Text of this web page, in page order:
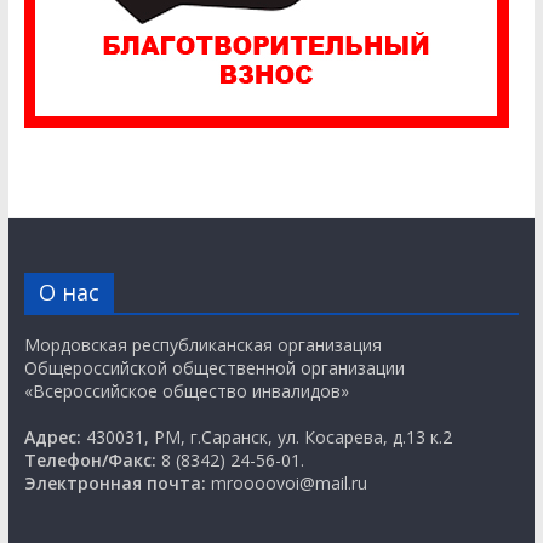
О нас
Мордовская республиканская организация
Общероссийской общественной организации
«Всероссийское общество инвалидов»
Адрес: 430031, РМ, г.Саранск, ул. Косарева, д.13 к.2
Телефон/Факс: 8 (8342) 24-56-01.
Электронная почта: mroooovoi@mail.ru